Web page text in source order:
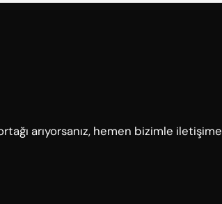
arıyorsanız, hemen bizimle iletişime